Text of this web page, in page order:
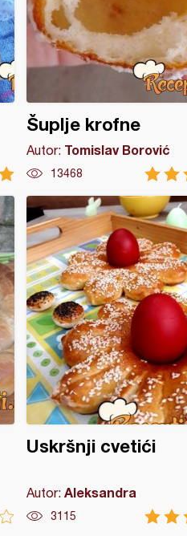
Šuplje krofne
Autor: Tomislav Borović
13468
Uskršnji cvetići
Autor: Aleksandra
3115